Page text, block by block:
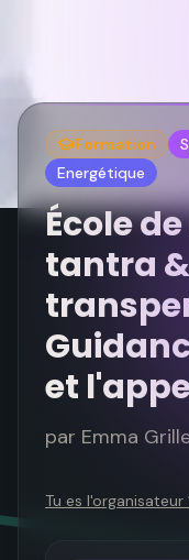
Formation
Energétique
École
tantra &
et
par Emma
Tu es